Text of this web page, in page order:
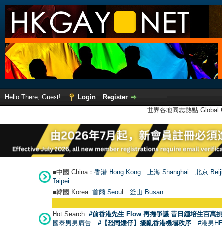
Hello There, Guest! Login
Register
世界各地同志熱點
■中國 China： 香港 Hong Kong 上海 Shanghai
北京
Taipei
■韓國 Korea: 首爾 Seoul 釜山 Busan
Hot Search: #前香港先生 Flow 再捲爭議 昔日鍾培生百萬
國泰男男廣告
#【恐同矮仔】擾亂香港機場秩序 #港男